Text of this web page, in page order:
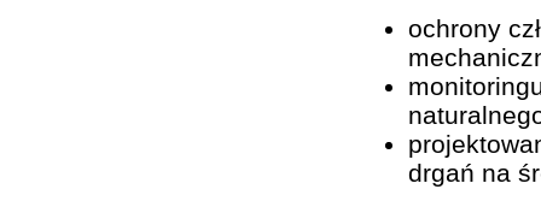
ochrony
drgań na